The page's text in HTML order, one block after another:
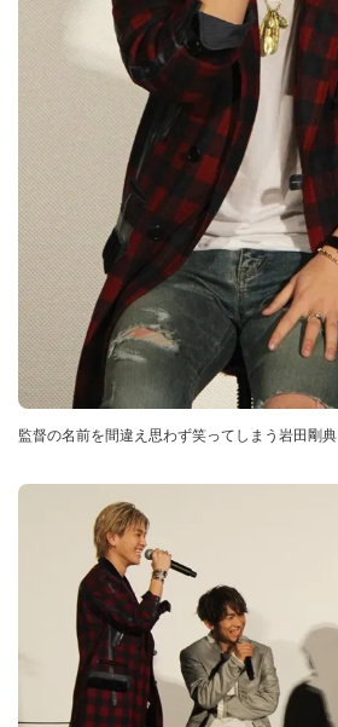
監督の名前を間違え思わず笑ってしまう岩田剛典